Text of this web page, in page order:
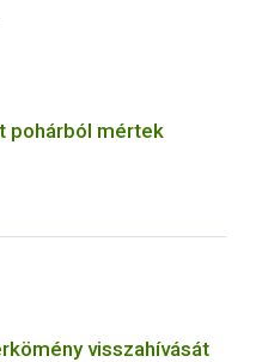
pohárból mértek
visszahívását